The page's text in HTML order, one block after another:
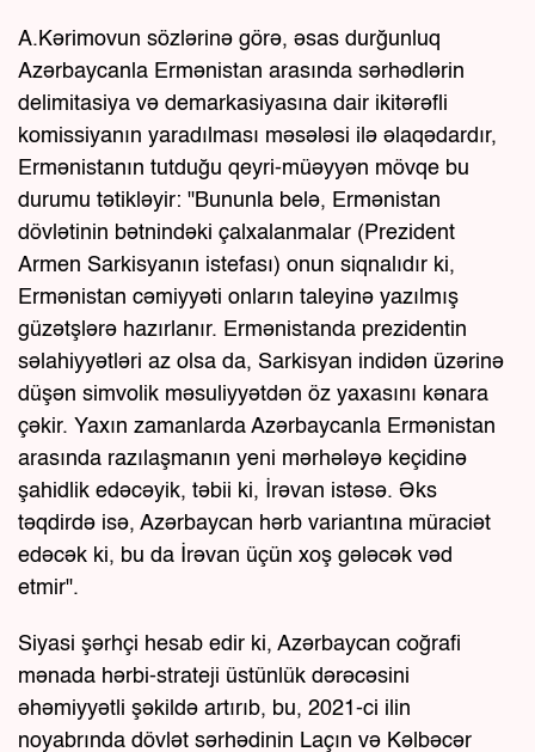
A.Kərimovun sözlərinə görə, əsas durğunluq
Azərbaycanla Ermənistan arasında sərhədlərin
delimitasiya və demarkasiyasına dair ikitərəfli
komissiyanın yaradılması məsələsi ilə əlaqədardır,
Ermənistanın tutduğu qeyri-müəyyən mövqe bu
durumu tətikləyir: "Bununla belə, Ermənistan
dövlətinin bətnindəki çalxalanmalar (Prezident
Armen Sarkisyanın istefası) onun siqnalıdır ki,
Ermənistan cəmiyyəti onların taleyinə yazılmış
güzətşlərə hazırlanır. Ermənistanda prezidentin
səlahiyyətləri az olsa da, Sarkisyan indidən üzərinə
düşən simvolik məsuliyyətdən öz yaxasını kənara
çəkir. Yaxın zamanlarda Azərbaycanla Ermənistan
arasında razılaşmanın yeni mərhələyə keçidinə
şahidlik edəcəyik, təbii ki, İrəvan istəsə. Əks
təqdirdə isə, Azərbaycan hərb variantına müraciət
edəcək ki, bu da İrəvan üçün xoş gələcək vəd
etmir".
Siyasi şərhçi hesab edir ki, Azərbaycan coğrafi
mənada hərbi-strateji üstünlük dərəcəsini
əhəmiyyətli şəkildə artırıb, bu, 2021-ci ilin
noyabrında dövlət sərhədinin Laçın və Kəlbəcər